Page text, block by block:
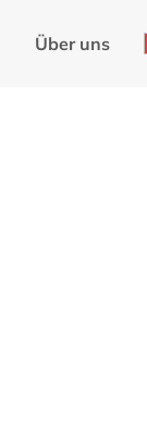
Über uns